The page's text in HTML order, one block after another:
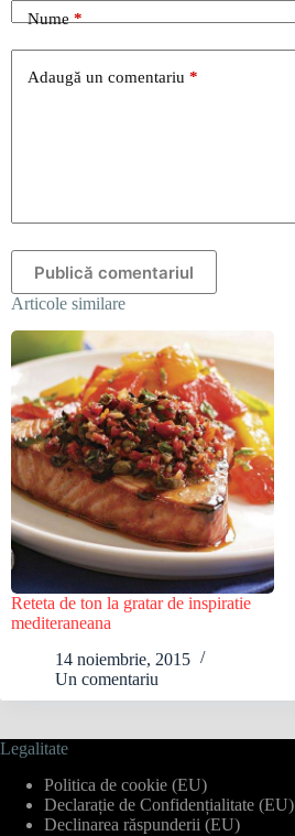
Nume*
Adaugă un comentariu *
Publică comentariul
Articole similare
Reteta de ton la gratar de inspiratie
mediteraneana
14 noiembrie, 2015
Un comentariu
Legalitate
Politica de cookie (EU)
Declarație de Confidențialitate (EU)
Declinarea răspunderii (EU)